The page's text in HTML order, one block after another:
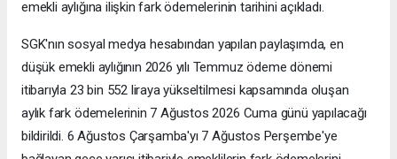
emekli aylığına ilişkin fark ödemelerinin tarihini açıkladı.
SGK'nın sosyal medya hesabından yapılan paylaşımda, en
düşük emekli aylığının 2026 yılı Temmuz ödeme dönemi
itibarıyla 23 bin 552 liraya yükseltilmesi kapsamında oluşan
aylık fark ödemelerinin 7 Ağustos 2026 Cuma günü yapılacağı
bildirildi. 6 Ağustos Çarşamba'yı 7 Ağustos Perşembe'ye